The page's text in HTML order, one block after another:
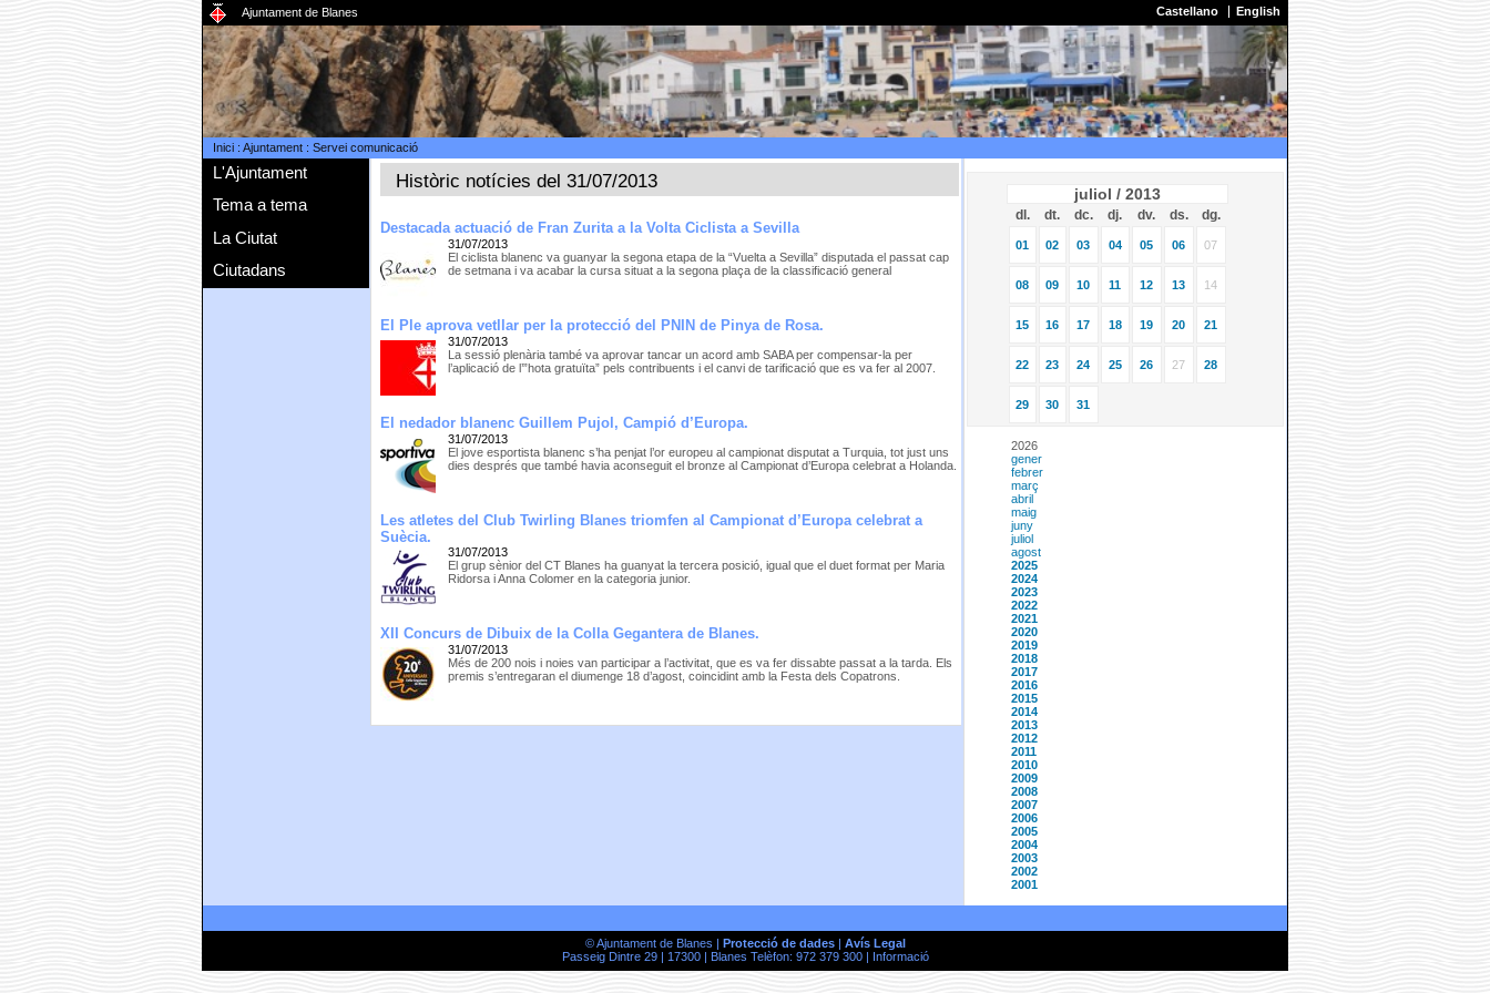
Ajuntament de Blanes Castellano English
Inici: Ajuntament: Servei comunicació
L'Ajuntament
Tema a tema
La Ciutat
Ciutadans
Històric notícies del 31/07/2013
Destacada actuació de Fran Zurita a la Volta Ciclista a Sevilla
31/07/2013
El ciclista blanenc va guanyar la segona etapa de la “Vuelta a Sevilla” disputada el passat cap
de setmana i va acabar la cursa situat a la segona plaça de la classificació general
El Ple aprova vetllar per la protecció del PNIN de Pinya de Rosa.
31/07/2013
La sessió plenària també va aprovar tancar un acord amb SABA per compensar-la per
l’aplicació de l’”hota gratuïta” pels contribuents i el canvi de tarificació que es va fer al 2007.
El nedador blanenc Guillem Pujol, Campió d’Europa.
31/07/2013
El jove esportista blanenc s’ha penjat l’or europeu al campionat disputat a Turquia, tot just uns
dies després que també havia aconseguit el bronze al Campionat d’Europa celebrat a Holanda.
Les atletes del Club Twirling Blanes triomfen al Campionat d’Europa celebrat a
Suècia.
31/07/2013
El grup sènior del CT Blanes ha guanyat la tercera posició, igual que el duet format per Maria
Ridorsa i Anna Colomer en la categoria junior.
XII Concurs de Dibuix de la Colla Gegantera de Blanes.
31/07/2013
Més de 200 nois i noies van participar a l’activitat, que es va fer dissabte passat a la tarda. Els
premis s’entregaran el diumenge 18 d’agost, coincidint amb la Festa dels Copatrons.
juliol / 2013
dl. dt. dc. dj. dv. ds. dg.
01 02 03 04 05 06 07
08 09 10 11 12 13 14
15 16 17 18 19 20 21
22 23 24 25 26 27 28
29 30 31
2026
gener
febrer
març
abril
maig
juny
juliol
agost
2025
2024
2023
2022
2021
2020
2019
2018
2017
2016
2015
2014
2013
2012
2011
2010
2009
2008
2007
2006
2005
2004
2003
2002
2001
© Ajuntament de Blanes | Protecció de dades| Avís Legal
Passeig Dintre 29 | 17300 | Blanes Telèfon: 972 379 300 |
Informació